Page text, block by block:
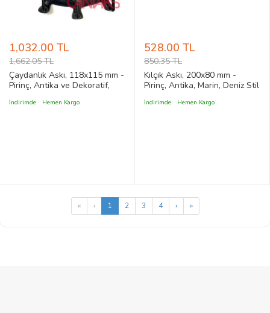
1,032.00 TL
1,662.05 TL
Çaydanlık Askı, 118x115 mm -
Pirinç, Antika ve Dekoratif,
İndirimde Hemen Kargo
528.00 TL
850.35 TL
Kılçık Askı, 200x80 mm -
Pirinç, Antika, Marin, Deniz Stil
Askılık
İndirimde Hemen Kargo
« ‹ 1 2 3 4 › »